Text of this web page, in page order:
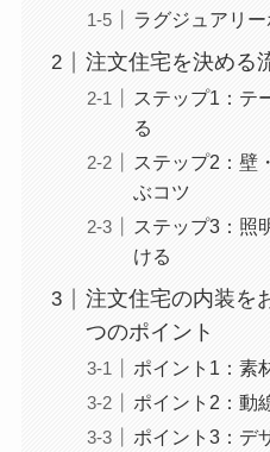
ラグジュアリ
注文住宅を決める
ステップ1：テ
る
ステップ2：壁
ぶコツ
ステップ3：照
ける
注文住宅の内装を
つのポイント
ポイント1：素
ポイント2：動
ポイント3：デ